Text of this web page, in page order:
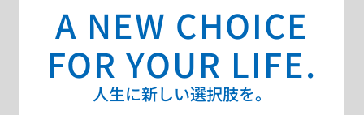
A NEW CHOICE
FOR YOUR LIFE.
人生に新しい選択肢を。